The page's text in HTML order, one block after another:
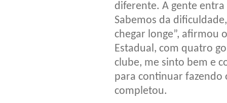
diferente. A gente
Sabemos da
chegar longe”, afirmou
Estadual, com quatro
clube, me sinto bem e
para continuar fazendo
completou.